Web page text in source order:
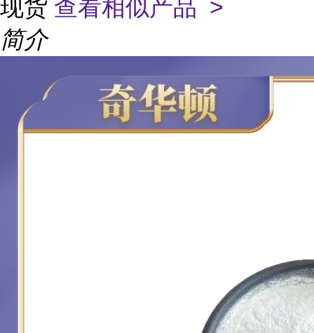
现货 查看相似产品 >
简介